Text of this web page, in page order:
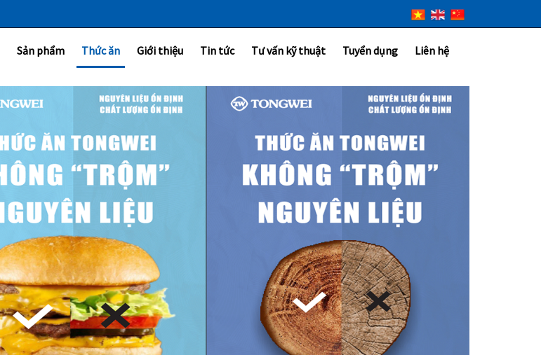
Sản phẩm Thức ăn Giới thiệu Tin tức Tư vấn kỹ thuật Tuyển dụng Liên hệ